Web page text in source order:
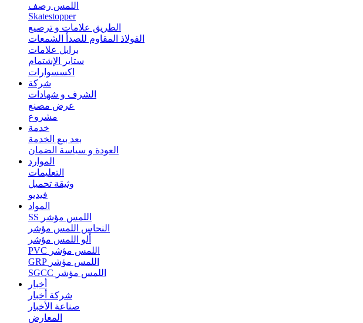
اللمس رصف
Skatestopper
الطريق علامات و ترصيع
الفولاذ المقاوم للصدأ الشمعات
برايل علامات
ستاير الإشتمام
اكسسوارات
شركة
الشرف و شهادات
عرض مصنع
مشروع
خدمة
بعد بيع الخدمة
العودة و سياسة الضمان
الموارد
التعليمات
وثيقة تحميل
فيديو
المواد
SS اللمس مؤشر
النحاس اللمس مؤشر
ألو اللمس مؤشر
PVC اللمس مؤشر
GRP اللمس مؤشر
SGCC اللمس مؤشر
أخبار
شركة أخبار
صناعة الأخبار
المعارض